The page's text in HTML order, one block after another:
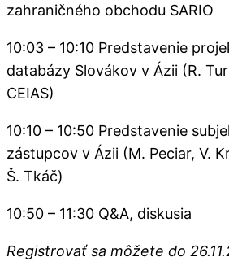
zahraničného obchodu SARIO
10:03 – 10:10 Predstavenie
databázy Slovákov v Ázii (R.
CEIAS)
10:10 – 10:50 Predstavenie
zástupcov v Ázii (M. Peciar, V.
Š. Tkáč)
10:50 – 11:30 Q&A, diskusia
Registrovať sa môžete do